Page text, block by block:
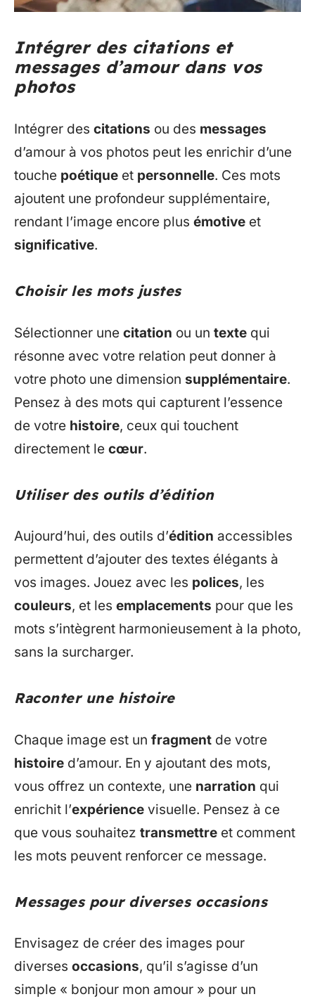
Intégrer des citations et
messages d’amour dans vos
photos
Intégrer des citations ou des messages
d’amour à vos photos peut les enrichir d’une
touche poétique et personnelle. Ces mots
ajoutent une profondeur supplémentaire,
rendant l’image encore plus émotive et
significative.
Choisir les mots justes
Sélectionner une citation ou un texte qui
résonne avec votre relation peut donner à
votre photo une dimension supplémentaire.
Pensez à des mots qui capturent l’essence
de votre histoire, ceux qui touchent
directement le cœur.
Utiliser des outils d’édition
Aujourd’hui, des outils d’édition accessibles
permettent d’ajouter des textes élégants à
vos images. Jouez avec les polices, les
couleurs, et les emplacements pour que les
mots s’intègrent harmonieusement à la photo,
sans la surcharger.
Raconter une histoire
Chaque image est un fragment de votre
histoire d’amour. En y ajoutant des mots,
vous offrez un contexte, une narration qui
enrichit l’expérience visuelle. Pensez à ce
que vous souhaitez transmettre et comment
les mots peuvent renforcer ce message.
Messages pour diverses occasions
Envisagez de créer des images pour
diverses occasions, qu’il s’agisse d’un
simple « bonjour mon amour » pour un